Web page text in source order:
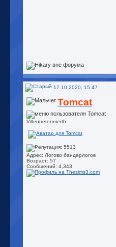
17.10.2020, 15:47
Tomcat
Villentretenmerth
Адрес: Логово бандерлогов
Возраст: 57
Сообщений: 4,343